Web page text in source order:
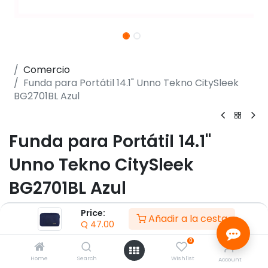
Price:
Q 47.00 Añadir a la cesta
Home Search
0
Wishlist Account
Comercio
Funda para Portátil 14.1" Unno Tekno CitySleek
BG2701BL Azul
Funda para Portátil 14.1"
Unno Tekno CitySleek
BG2701BL Azul
(0 reseña)
- Se adapta a portátiles de hasta 14,1" de ancho
- Exterior de malla protectora
- Interior de neopreno que no se raya